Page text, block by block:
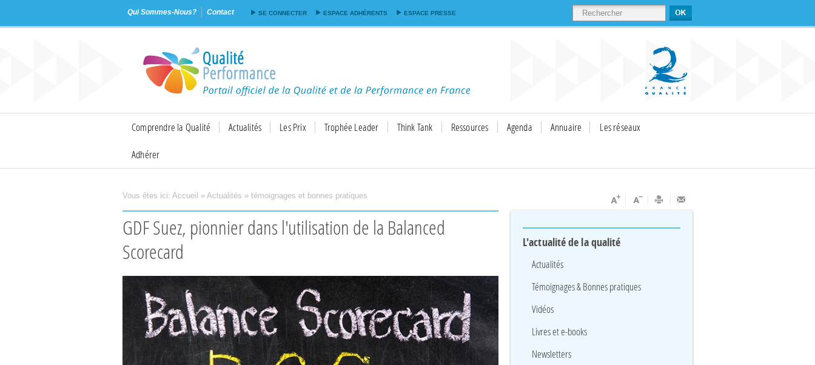
contenu
principal
Qui Sommes-Nous? Contact SE CONNECTER ESPACE ADHÉRENTS ESPACE PRESSE RECHERCHER
Comprendre la Qualité Actualités Les Prix Trophée Leader Think Tank Ressources Agenda Annuaire
Les réseaux
Adhérer
Vous êtes ici: Accueil » Actualités » témoignages et bonnes pratiques
GDF Suez, pionnier dans l'utilisation de la Balanced
Scorecard
L'actualité de la qualité
Actualités
Témoignages & Bonnes pratiques
Vidéos
Livres et e-books
Newsletters